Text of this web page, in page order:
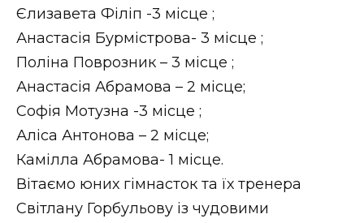
Єлизавета Філіп -3 місце ;
Анастасія Бурмістрова- 3 місце ;
Поліна Поврозник – 3 місце ;
Анастасія Абрамова – 2 місце;
Софія Мотузна -3 місце ;
Аліса Антонова – 2 місце;
Камілла Абрамова- 1 місце.
Вітаємо юних гімнасток та їх тренера
Світлану Горбульову із чудовими